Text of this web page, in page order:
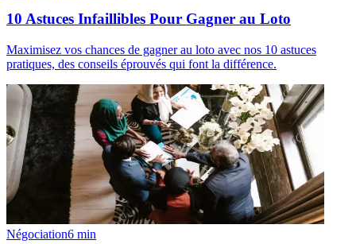
10 Astuces Infaillibles Pour Gagner au Loto
Maximisez vos chances de gagner au loto avec nos 10 astuces
pratiques, des conseils éprouvés qui font la différence.
Négociation6 min